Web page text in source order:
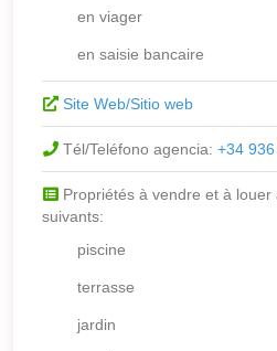
en viager
en saisie bancaire
Site Web/Sitio web
Tél/Teléfono agencia: +34
Propriétés à vendre et à louer
suivants:
piscine
terrasse
jardin